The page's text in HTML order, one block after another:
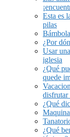
Esta es
pilas
¿Por
Usar
iglesia
¿Qué
quede
disfrutar
¿Qué
¿Qué